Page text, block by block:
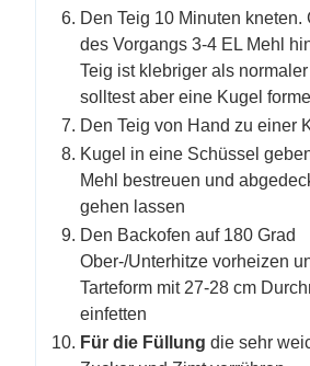
Den Teig 10 Minuten kneten.
des Vorgangs 3-4 EL Mehl
Teig ist klebriger als
solltest aber eine Kugel
Den Teig von Hand zu einer
Kugel in eine Schüssel
Mehl bestreuen und
gehen lassen
Den Backofen auf 180 Grad
Ober-/Unterhitze vorheizen
Tarteform mit 27-28 cm
einfetten
Für die Füllung die sehr